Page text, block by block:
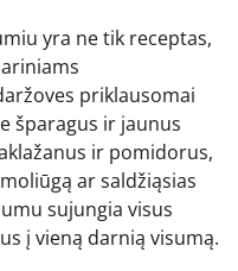
yra ne tik receptas,
priklausomai
šparagus ir jaunus
ir pomidorus,
ar saldžiąsias
sujungia visus
į vieną darnią visumą.